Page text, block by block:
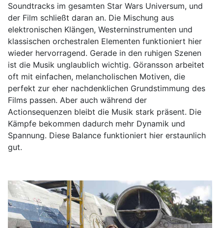
Soundtracks im gesamten Star Wars Universum, und
der Film schließt daran an. Die Mischung aus
elektronischen Klängen, Westerninstrumenten und
klassischen orchestralen Elementen funktioniert hier
wieder hervorragend. Gerade in den ruhigen Szenen
ist die Musik unglaublich wichtig. Göransson arbeitet
oft mit einfachen, melancholischen Motiven, die
perfekt zur eher nachdenklichen Grundstimmung des
Films passen. Aber auch während der
Actionsequenzen bleibt die Musik stark präsent. Die
Kämpfe bekommen dadurch mehr Dynamik und
Spannung. Diese Balance funktioniert hier erstaunlich
gut.